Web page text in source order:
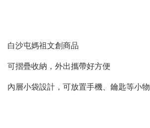
白沙屯媽祖文創商品
可摺疊收納，外出攜帶好方便
內層小袋設計，可放置手機、鑰匙等小物